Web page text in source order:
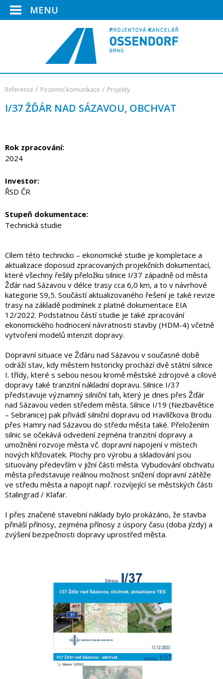
MENU
Reference / Pozemní komunikace / Projekty
I/37 ŽĎÁR NAD SÁZAVOU, OBCHVAT
Rok zpracování:
2024
Investor:
ŘSD ČR
Stupeň dokumentace:
Technická studie
Cílem této technicko – ekonomické studie je kompletace a
aktualizace doposud zpracovaných projekčních dokumentací,
které všechny řešily přeložku silnice I/37 západně od města
Žďár nad Sázavou v délce trasy cca 6,0 km, a to v návrhové
kategorie S9,5. Součástí aktualizovaného řešení je také revize
trasy na základě podmínek z platné dokumentace EIA
12/2022. Podstatnou částí studie je také zpracování
ekonomického hodnocení návratnosti stavby (HDM-4) včetně
vytvoření modelů intenzit dopravy.
Dopravní situace ve Žďáru nad Sázavou v současné době
odráží stav, kdy městem historicky prochází dvě státní silnice
I. třídy, které s sebou nesou kromě městské zdrojové a cílové
dopravy také tranzitní nákladní dopravu. Silnice I/37
představuje významný silniční tah, který je dnes přes Žďár
nad Sázavou veden středem města. Silnice I/19 (Nezbavětice
– Sebranice) pak přivádí silniční dopravu od Havlíčkova Brodu
přes Hamry nad Sázavou do středu města také. Přeložením
silnic se očekává odvedení zejména tranzitní dopravy a
umožnění rozvoje města vč. dopravní napojení v místech
nových křižovatek. Plochy pro výrobu a skladování jsou
situovány především v jižní části města. Vybudování obchvatu
města představuje reálnou možnost snížení dopravní zátěže
ve středu města a napojit např. rozvíjející se městských části
Stalingrad / Klafar.
I přes značené stavební náklady bylo prokázáno, že stavba
přináší přínosy, zejména přínosy z úspory času (doba jízdy) a
zvýšení bezpečnosti dopravy uprostřed města.